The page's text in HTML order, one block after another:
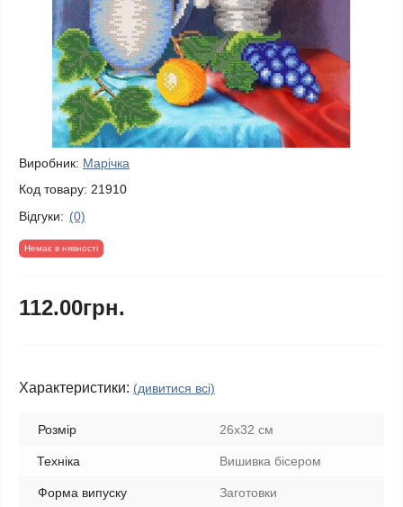
Виробник: Марічка
Код товару: 21910
Відгуки: (0)
Немає в нявності
112.00грн.
Характеристики: (дивитися всі)
Розмір 26х32 см
Техніка Вишивка бісером
Форма випуску Заготовки